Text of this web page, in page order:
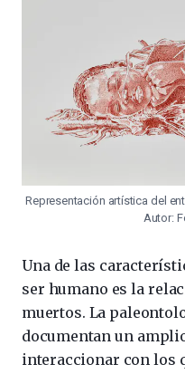
Representación artística del
Autor:
Una de las
ser humano es la
muertos. La
documentan un
interaccionar con los